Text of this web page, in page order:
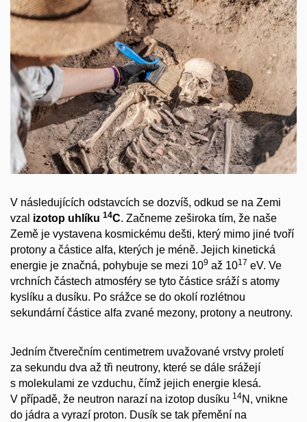
V následujících odstavcích se dozvíš, odkud se na Zemi
vzal izotop uhlíku 14C. Začneme zeširoka tím, že naše
Země je vystavena kosmickému dešti, který mimo jiné tvoří
protony a částice alfa, kterých je méně. Jejich kinetická
energie je značná, pohybuje se mezi 109 až 1017 eV. Ve
vrchních částech atmosféry se tyto částice sráží s atomy
kyslíku a dusíku. Po srážce se do okolí rozlétnou
sekundární částice alfa zvané mezony, protony a neutrony.
Jedním čtverečním centimetrem uvažované vrstvy proletí
za sekundu dva až tři neutrony, které se dále srážejí
s molekulami ze vzduchu, čímž jejich energie klesá.
V případě, že neutron narazí na izotop dusíku 14N, vnikne
do jádra a vyrazí proton. Dusík se tak přemění na